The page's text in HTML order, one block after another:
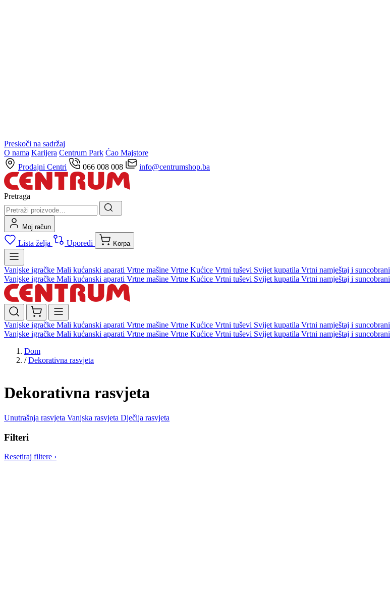
Preskoči na sadržaj
O nama Karijera Centrum Park Ćao Majstore
Prodajni Centri
066 008 008 info@centrumshop.ba
Pretraga
Moj račun
Lista želja Uporedi Korpa
Vanjske igračke Mali kućanski aparati Vrtne mašine Vrtne Kućice Vrtni tuševi Svijet kupatila Vrtni namještaj i suncobrani
Vanjske igračke Mali kućanski aparati Vrtne mašine Vrtne Kućice Vrtni tuševi Svijet kupatila Vrtni namještaj i suncobrani
Vanjske igračke Mali kućanski aparati Vrtne mašine Vrtne Kućice Vrtni tuševi Svijet kupatila Vrtni namještaj i suncobrani
Vanjske igračke Mali kućanski aparati Vrtne mašine Vrtne Kućice Vrtni tuševi Svijet kupatila Vrtni namještaj i suncobrani
Dom
/ Dekorativna rasvjeta
Dekorativna rasvjeta
Unutrašnja rasvjeta Vanjska rasvjeta Dječija rasvjeta
Filteri
Resetiraj filtere ›